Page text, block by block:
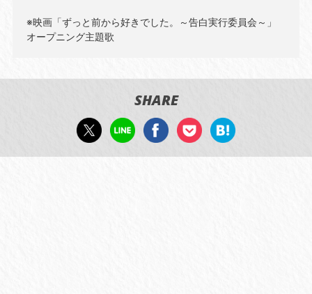
※映画「ずっと前から好きでした。～告白実行委員会～」
オープニング主題歌
SHARE